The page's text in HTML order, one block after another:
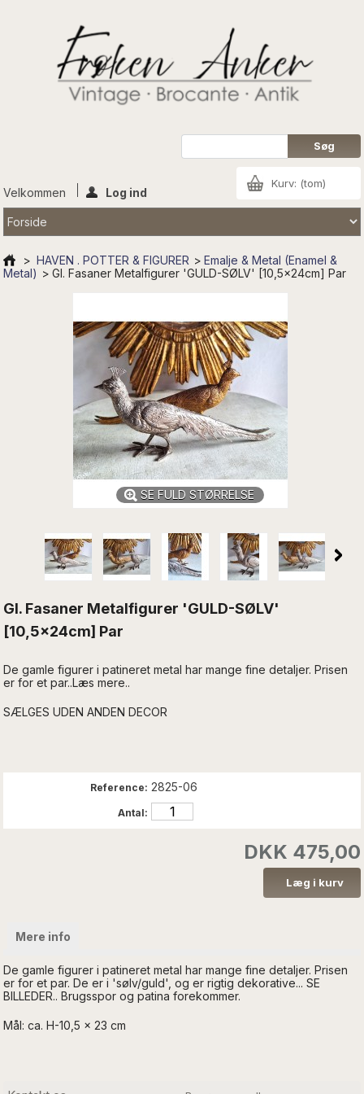
Kurv: (tom)
Velkommen Log ind
> HAVEN . POTTER & FIGURER > Emalje & Metal (Enamel &
Metal) > Gl. Fasaner Metalfigurer 'GULD-SØLV' [10,5x24cm] Par
SE FULD STØRRELSE
Gl. Fasaner Metalfigurer 'GULD-SØLV'
[10,5x24cm] Par
De gamle figurer i patineret metal har mange fine detaljer. Prisen
er for et par..Læs mere..
SÆLGES UDEN ANDEN DECOR
Reference: 2825-06
Antal:
DKK 475,00
Mere info
De gamle figurer i patineret metal har mange fine detaljer. Prisen
er for et par. De er i 'sølv/guld', og er rigtig dekorative... SE
BILLEDER.. Brugsspor og patina forekommer.
Mål: ca. H-10,5 x 23 cm